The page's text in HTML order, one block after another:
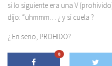
si lo siguiente era una V
dijo: “uhmmm… ¿ y si cuela ?
¿ En serio, PROHIDO?
0